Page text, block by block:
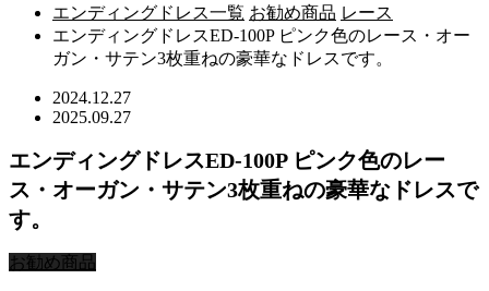
エンディングドレス一覧 お勧め商品 レース
エンディングドレスED-100P ピンク色のレース・オー
ガン・サテン3枚重ねの豪華なドレスです。
2024.12.27
2025.09.27
エンディングドレスED-100P ピンク色のレー
ス・オーガン・サテン3枚重ねの豪華なドレスで
す。
お勧め商品